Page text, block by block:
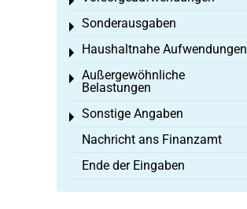
Sonderausgaben
Toggle menu
Haushaltnahe Aufwendungen
Toggle menu
Außergewöhnliche
Belastungen
Toggle menu
Sonstige Angaben
Toggle menu
Nachricht ans Finanzamt
Ende der Eingaben